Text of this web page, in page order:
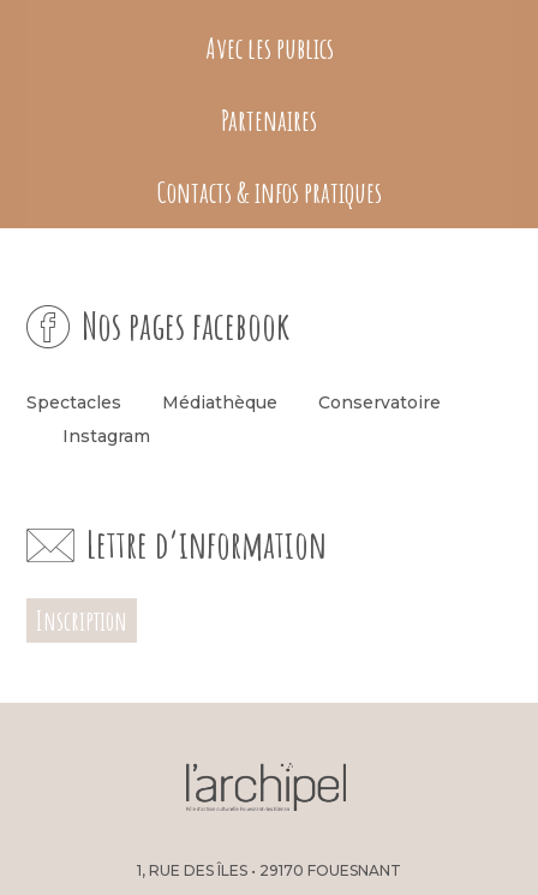
Avec les publics
Partenaires
Contacts & infos pratiques
Nos pages facebook
Spectacles Médiathèque
Conservatoire
Instagram
Lettre d’information
Inscription
1, RUE DES ÎLES • 29170 FOUESNANT